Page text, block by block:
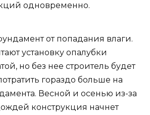
одновременно.
от попадания влаги.
установку опалубки
но без нее строитель будет
гораздо больше на
Весной и осенью из-за
конструкция начнет